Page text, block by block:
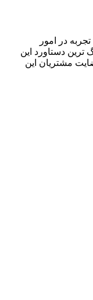
در امور
ترین دستاورد این
مشتریان این